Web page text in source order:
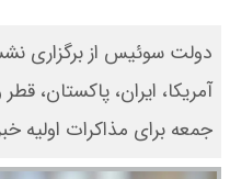
دولت سوئیس از برگزاری
آمریکا، ایران، پاکستان،
جمعه برای مذاکرات اولیه